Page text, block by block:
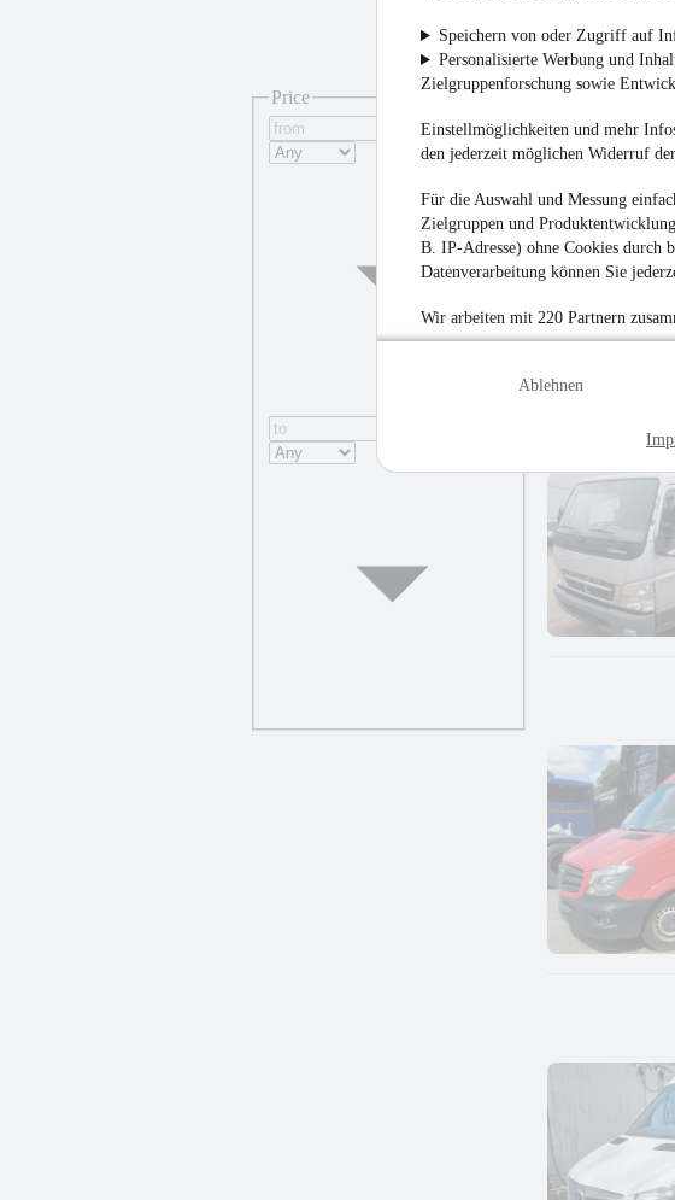
Speichern von oder Zugriff auf
Personalisierte Werbung und
Zielgruppenforschung sowie
Einstellmöglichkeiten und mehr
den jederzeit möglichen Widerruf
Für die Auswahl und Messung
Zielgruppen und
B. IP-Adresse) ohne Cookies durch
Datenverarbeitung können Sie
Wir arbeiten mit 220 Partnern
Ablehnen
Price